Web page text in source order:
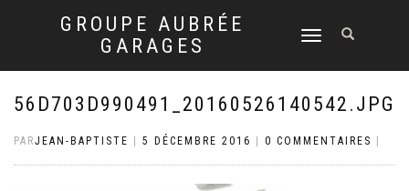
GROUPE AUBRÉE
GARAGES
DÉPLIER
NAVIGATION
56D703D990491_20160526140542.JPG
PARJEAN-BAPTISTE 5 DÉCEMBRE 2016 0 COMMENTAIRES